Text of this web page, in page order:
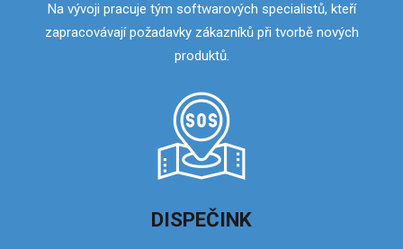
Na vývoji pracuje tým softwarových specialistů, kteří
zapracovávají požadavky zákazníků při tvorbě nových
produktů.
DISPEČINK